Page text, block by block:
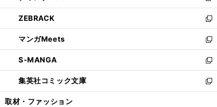
開
く
ウ
で
開
く
ン
ド
ウ
で
開
く
ウ
ィ
ン
ド
ウ
で
開
く
し
い
ウ
ィ
ン
ド
ウ
で
開
ZEBRACK
新
し
い
ウ
ィ
ン
ド
ウ
マンガMeets
新
し
い
ウ
ィ
ン
S-MANGA
新
し
い
ウ
集英社コミック文庫
新
し
取材・ファッション